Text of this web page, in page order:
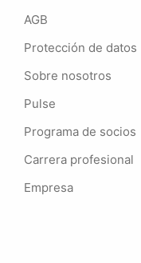
AGB
Protección de datos
Sobre nosotros
Pulse
Programa de socios
Carrera profesional
Empresa